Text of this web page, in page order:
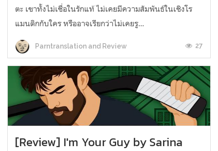
ตะ เขาทั้งไม่เชื่อในรักแท้ ไม่เคยมีความสัมพันธ์ในเชิงโร
แมนติกกับใคร หรืออาจเรียกว่าไม่เคยรู...
Parntranslation and Review 27
[Review] I'm Your Guy by Sarina